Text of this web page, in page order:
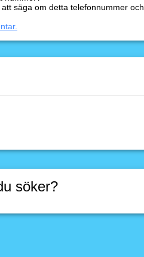
säga om detta telefonnummer och
söker?